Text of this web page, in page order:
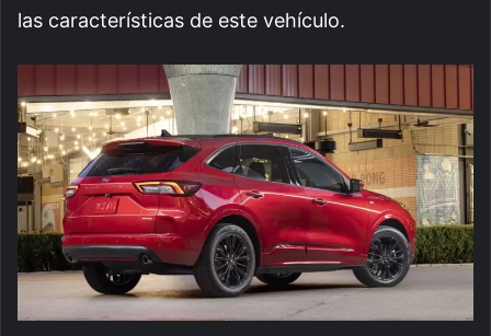
las características de este vehículo.